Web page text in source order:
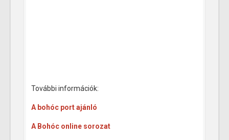
További információk:
A bohóc port ajánló
A Bohóc online sorozat